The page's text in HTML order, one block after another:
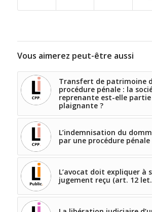
Vous aimerez peut-être aussi
Transfert de patrimoine
procédure pénale : la
reprenante est-elle partie
plaignante ?
L’indemnisation du
par une procédure pénale
L’avocat doit expliquer à
jugement reçu (art. 12 let.